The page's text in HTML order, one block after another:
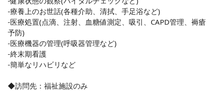
-療養上のお世話(各種介助、清拭、手足浴など)
-医療処置(点滴、注射、血糖値測定、吸引、CAPD管理、褥瘡
予防)
-医療機器の管理(呼吸器管理など)
-終末期看護
-簡単なリハビリなど
◆訪問先：福祉施設のみ